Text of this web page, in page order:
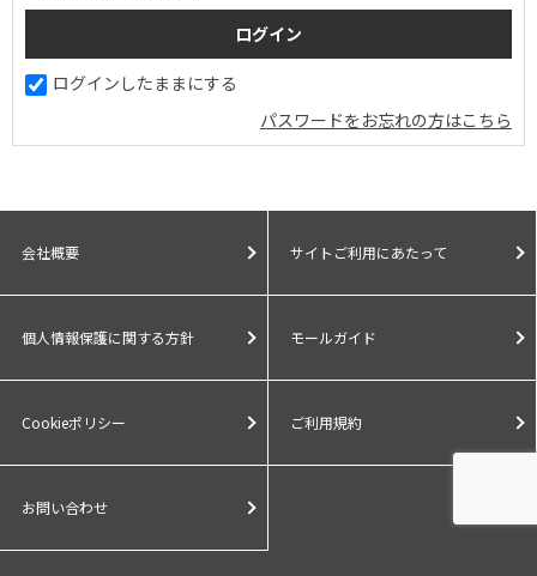
ログインしたままにする
パスワードをお忘れの方はこちら
会社概要 サイトご利用にあたって
個人情報保護に関する方針 モールガイド
Cookieポリシー ご利用規約
お問い合わせ